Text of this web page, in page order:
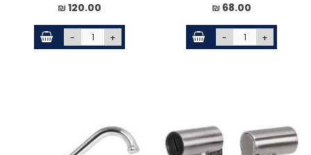
68.00 ₪
- +
120.00 ₪
- +